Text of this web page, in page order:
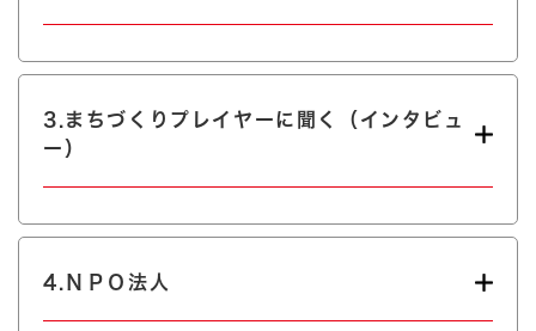
3.まちづくりプレイヤーに聞く（インタビュ
ー）
4.ＮＰＯ法人